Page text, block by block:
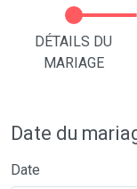
DÉTAILS DU
MARIAGE
Date du
Date